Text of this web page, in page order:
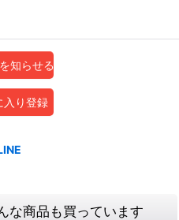
知らせる
入り登録
な商品も買っています